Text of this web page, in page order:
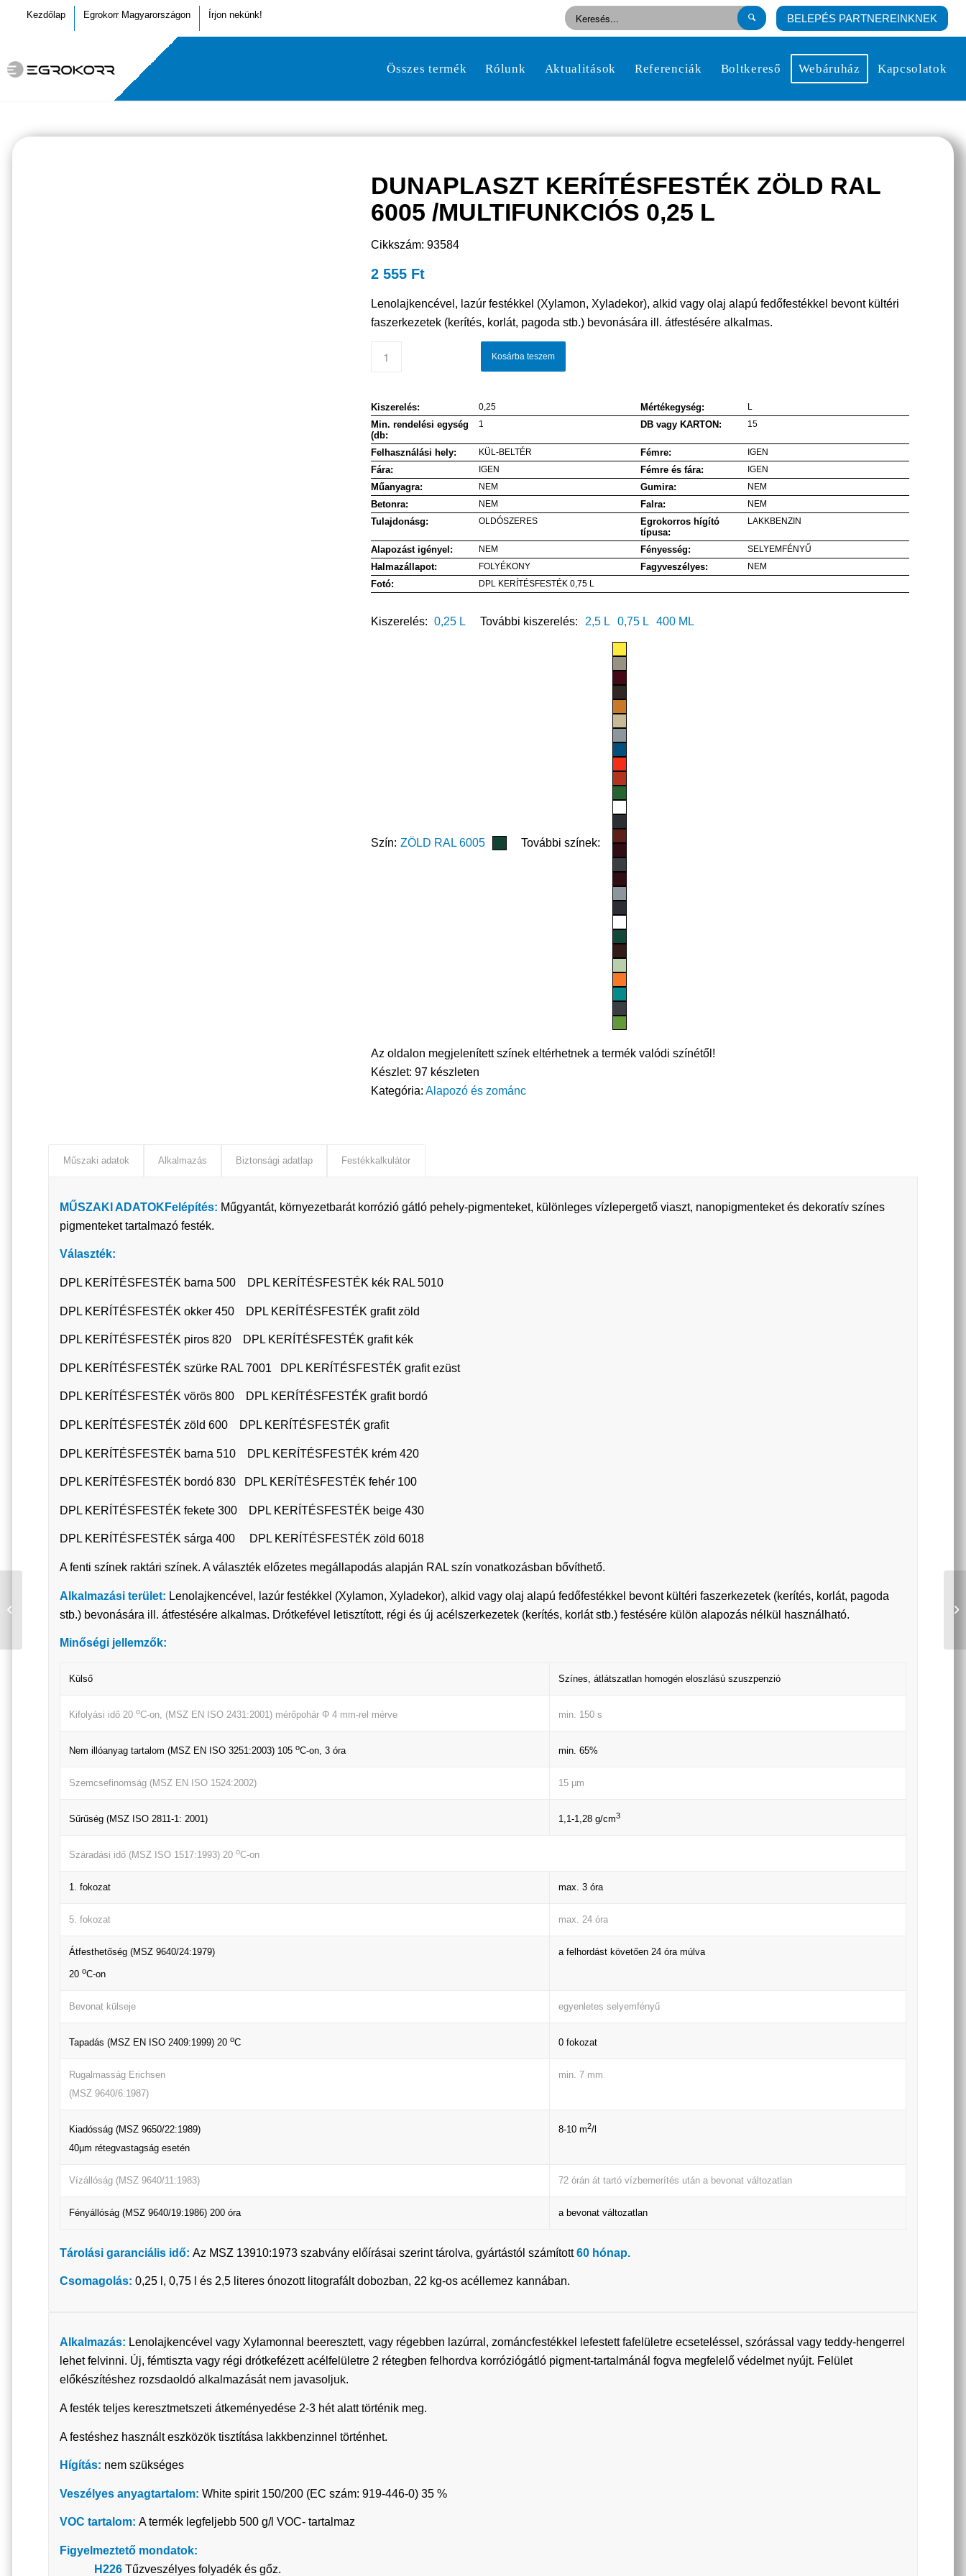
Kezdőlap Egrokorr Magyarországon Írjon nekünk! BELEPÉS PARTNEREINKNEK
Összes termék Rólunk Aktualitások Referenciák Boltkereső Webáruház Kapcsolatok
DUNAPLASZT KERÍTÉSFESTÉK ZÖLD RAL
6005 /MULTIFUNKCIÓS 0,25 L
Cikkszám: 93584
2 555 Ft
Lenolajkencével, lazúr festékkel (Xylamon, Xyladekor), alkid vagy olaj alapú fedőfestékkel bevont kültéri
faszerkezetek (kerítés, korlát, pagoda stb.) bevonására ill. átfestésére alkalmas.
Kosárba teszem
Kiszerelés: 0,25 Mértékegység: L
Min. rendelési egység
(db:
1 DB vagy KARTON: 15
Felhasználási hely: KÜL-BELTÉR Fémre: IGEN
Fára: IGEN Fémre és fára: IGEN
Műanyagra: NEM Gumira: NEM
Betonra: NEM Falra: NEM
Tulajdonásg: OLDÓSZERES
Egrokorros hígító
típusa:
LAKKBENZIN
Alapozást igényel: NEM Fényesség: SELYEMFÉNYŰ
Halmazállapot: FOLYÉKONY Fagyveszélyes: NEM
Fotó: DPL KERÍTÉSFESTÉK 0,75 L
Kiszerelés: 0,25 L További kiszerelés: 2,5 L 0,75 L 400 ML
Szín: ZÖLD RAL 6005 További színek:
Az oldalon megjelenített színek eltérhetnek a termék valódi színétől!
Készlet:97 készleten
Kategória:Alapozó és zománc
Műszaki adatok Alkalmazás Biztonsági adatlap Festékkalkulátor
MŰSZAKI ADATOK Felépítés: Műgyantát, környezetbarát korrózió gátló pehely-pigmenteket, különleges vízlepergető viaszt, nanopigmenteket és dekoratív színes
pigmenteket tartalmazó festék.
Választék:
DPL KERÍTÉSFESTÉK barna 500 DPL KERÍTÉSFESTÉK kék RAL 5010
DPL KERÍTÉSFESTÉK okker 450 DPL KERÍTÉSFESTÉK grafit zöld
DPL KERÍTÉSFESTÉK piros 820 DPL KERÍTÉSFESTÉK grafit kék
DPL KERÍTÉSFESTÉK szürke RAL 7001 DPL KERÍTÉSFESTÉK grafit ezüst
DPL KERÍTÉSFESTÉK vörös 800 DPL KERÍTÉSFESTÉK grafit bordó
DPL KERÍTÉSFESTÉK zöld 600 DPL KERÍTÉSFESTÉK grafit
DPL KERÍTÉSFESTÉK barna 510 DPL KERÍTÉSFESTÉK krém 420
DPL KERÍTÉSFESTÉK bordó 830 DPL KERÍTÉSFESTÉK fehér 100
DPL KERÍTÉSFESTÉK fekete 300 DPL KERÍTÉSFESTÉK beige 430
DPL KERÍTÉSFESTÉK sárga 400 DPL KERÍTÉSFESTÉK zöld 6018
A fenti színek raktári színek. A választék előzetes megállapodás alapján RAL szín vonatkozásban bővíthető.
Alkalmazási terület: Lenolajkencével, lazúr festékkel (Xylamon, Xyladekor), alkid vagy olaj alapú fedőfestékkel bevont kültéri faszerkezetek (kerítés, korlát, pagoda
stb.) bevonására ill. átfestésére alkalmas. Drótkefével letisztított, régi és új acélszerkezetek (kerítés, korlát stb.) festésére külön alapozás nélkül használható.
Minőségi jellemzők:
Külső Színes, átlátszatlan homogén eloszlású szuszpenzió
Kifolyási idő 20 oC-on, (MSZ EN ISO 2431:2001) mérőpohár Φ 4 mm-rel mérve min. 150 s
Nem illóanyag tartalom (MSZ EN ISO 3251:2003) 105 oC-on, 3 óra min. 65%
Szemcsefinomság (MSZ EN ISO 1524:2002) 15 µm
Sűrűség (MSZ ISO 2811-1: 2001) 1,1-1,28 g/cm3
Száradási idő (MSZ ISO 1517:1993) 20 oC-on
1. fokozat max. 3 óra
5. fokozat max. 24 óra
Átfesthetőség (MSZ 9640/24:1979)
20 oC-on
a felhordást követően 24 óra múlva
Bevonat külseje egyenletes selyemfényű
Tapadás (MSZ EN ISO 2409:1999) 20 oC 0 fokozat
Rugalmasság Erichsen
(MSZ 9640/6:1987)
min. 7 mm
Kiadósság (MSZ 9650/22:1989)
40µm rétegvastagság esetén
8-10 m2/l
Vízállóság (MSZ 9640/11:1983) 72 órán át tartó vízbemerítés után a bevonat változatlan
Fényállóság (MSZ 9640/19:1986) 200 óra a bevonat változatlan
Tárolási garanciális idő: Az MSZ 13910:1973 szabvány előírásai szerint tárolva, gyártástól számított60 hónap.
Csomagolás: 0,25 l, 0,75 l és 2,5 literes ónozott litografált dobozban, 22 kg-os acéllemez kannában.
Alkalmazás: Lenolajkencével vagy Xylamonnal beeresztett, vagy régebben lazúrral, zománcfestékkel lefestett fafelületre ecseteléssel, szórással vagy teddy-hengerrel
lehet felvinni. Új, fémtiszta vagy régi drótkefézett acélfelületre 2 rétegben felhordva korróziógátló pigment-tartalmánál fogva megfelelő védelmet nyújt. Felület
előkészítéshez rozsdaoldó alkalmazását nem javasoljuk.
A festék teljes keresztmetszeti átkeményedése 2-3 hét alatt történik meg.
A festéshez használt eszközök tisztítása lakkbenzinnel történhet.
Hígítás: nem szükséges
Veszélyes anyagtartalom: White spirit 150/200 (EC szám: 919-446-0) 35 %
VOC tartalom: A termék legfeljebb 500 g/l VOC- tartalmaz
Figyelmeztető mondatok:
H226 Tűzveszélyes folyadék és gőz.
DUNAPLASZT
GARÁZSFESTÉK